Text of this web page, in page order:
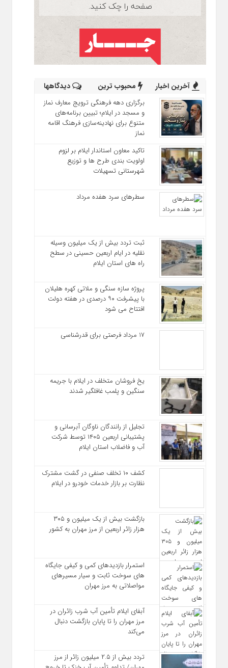
آخرین اخبار محبوب ترین دیدگاهها
برگزاری دهه فرهنگی ترویج معارف نماز
و مسجد در ایلام؛ تبیین برنامه‌های
متنوع برای نهادینه‌سازی فرهنگ اقامه
نماز
تاکید معاون استاندار ایلام بر لزوم
اولویت‌ بندی طرح‌ ها و توزیع
شهرستانی تسهیلات
سطرهای سرد هفده مرداد
ثبت تردد بیش از یک میلیون وسیله
نقلیه در ایام اربعین حسینی در سطح
راه‌ های استان ایلام
پروژه سازه سنگی و ملاتی کهره هلیلان
با پیشرفت ۹۰ درصدی در هفته دولت
افتتاح می شود
17 مرداد فرصتی برای قدرشناسی
یخ‌ فروشان متخلف در ایلام با جریمه
سنگین و پلمب غافلگیر شدند
تجلیل از رانندگان ناوگان آبرسانی و
پشتیبانی اربعین ۱۴۰۵ توسط شرکت
آب و فاضلاب استان ایلام
کشف ۱۰ تخلف صنفی در گشت مشترک
نظارت بر بازار خدمات خودرو در ایلام
بازگشت بیش از یک میلیون و ۳۰۵
هزار زائر اربعین از مرز مهران به کشور
استمرار بازدیدهای کمی و کیفی جایگاه‌
های سوخت ثابت و سیار مسیرهای
مواصلاتی به مرز مهران
آبفای ایلام تأمین آب شرب زائران در
مرز مهران را تا پایان بازگشت دنبال
می‌کند
تردد بیش از ۲.۵ میلیون زائر از مرز